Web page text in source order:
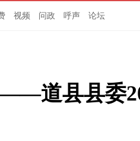
视频 问政 呼声 论坛
道县县委